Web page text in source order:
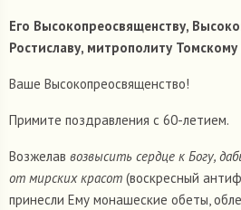
Его Высокопреосвященству,
Ростиславу, митрополиту
Ваше Высокопреосвященство!
Примите поздравления с 60-летием.
Возжелав возвысить сердце к Богу,
от мирских красот (воскресный
принесли Ему монашеские обеты,